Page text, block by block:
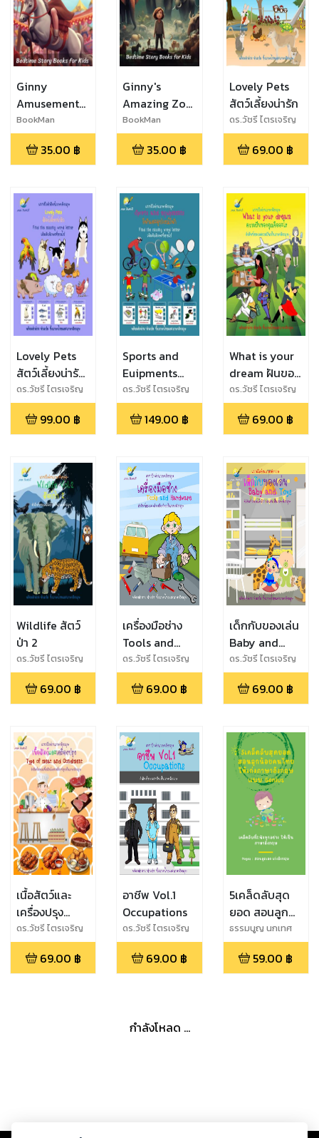
Ginny
Amusement
Park Bedtime
Story Books
for Kids
BookMan
35.00 ฿
Ginny's
Amazing Zoo
Adventure
Story book
for Kids
BookMan
35.00 ฿
Lovely Pets
สัตว์เลี้ยงน่ารัก
ดร.วัชรี ไตรเจริญ
กุลภักดิ์ จงแจ่ม
69.00 ฿
Lovely Pets
สัตว์เลี้ยงน่ารัก
แบบฝึกคำศัพท์
เติมอักษรที่หาย
ไป
ดร.วัชรี ไตรเจริญ
กุลภักดิ์ (ดร.ฝน)
99.00 ฿
Sports and
Euipments
กีฬาและ
อุปกรณ์กีฬา
แบบฝึกคำศัพท์
ไป
ดร.วัชรี ไตรเจริญ
กุลภักดิ์ (ดร.ฝน)
149.00 ฿
What is your
dream ฝันของ
คุณคืออะไร
ดร.วัชรี ไตรเจริญ
กุลภักดิ์ จงแจ่ม
69.00 ฿
Wildlife สัตว์
ป่า 2
ดร.วัชรี ไตรเจริญ
กุลภักดิ์ จงแจ่ม
69.00 ฿
เครื่องมือช่าง
Tools and
Hardware
ดร.วัชรี ไตรเจริญ
กุลภักดิ์ จงแจ่ม
69.00 ฿
เด็กกับของเล่น
Baby and
Toys
ดร.วัชรี ไตรเจริญ
กุลภักดิ์
69.00 ฿
เนื้อสัตว์และ
เครื่องปรุง
Types of
Meat and
Condiment
ดร.วัชรี ไตรเจริญ
กุลภักดิ์ จงแจ่ม
69.00 ฿
อาชีพ Vol.1
Occupations
ดร.วัชรี ไตรเจริญ
กุลภักดิ์ จงแจ่ม
69.00 ฿
5เคล็ดลับสุด
ยอด สอนลูก
น้อยคนไทย ให้
เก่งภาษา
อังกฤษแบบ
ธรรมนูญ นกเทศ
59.00 ฿
กำลังโหลด ...